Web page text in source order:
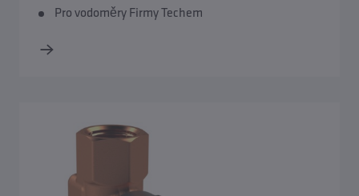
Pro vodoměry Firmy Techem